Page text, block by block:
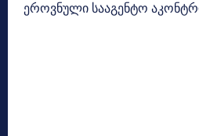
ეროვნული სააგენტო